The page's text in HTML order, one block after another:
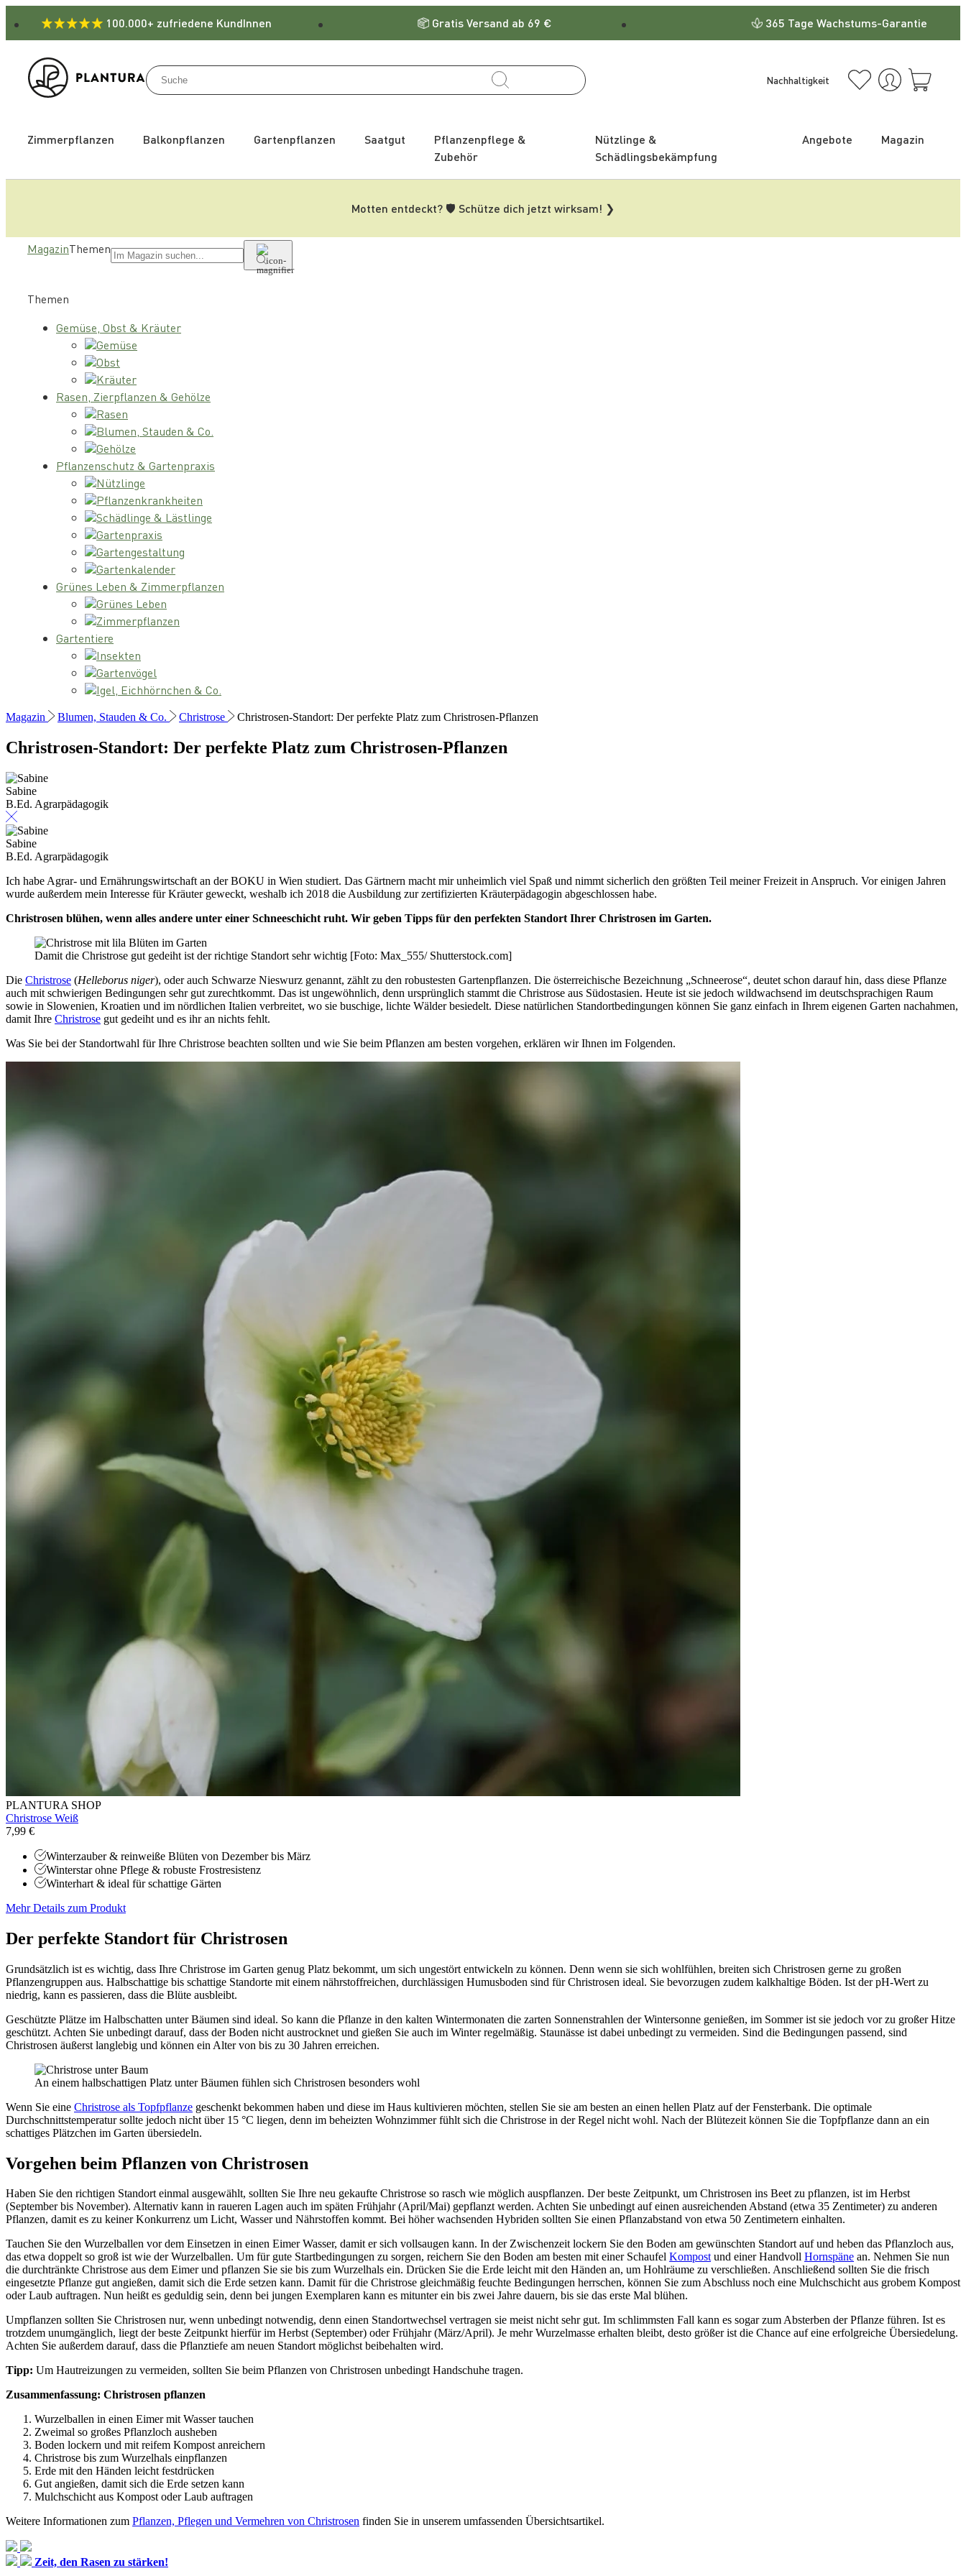
100.000+ zufriedene KundInnen Gratis Versand ab 69 € 365 Tage Wachstums-Garantie
Nachhaltigkeit
Zimmerpflanzen Balkonpflanzen Gartenpflanzen Saatgut
Pflanzenpflege &
Zubehör
Nützlinge &
Schädlingsbekämpfung
Angebote Magazin
Motten entdeckt? 🛡️ Schütze dich jetzt wirksam! ❯
MagazinThemen
Themen
Gemüse, Obst & Kräuter
Gemüse
Obst
Kräuter
Rasen, Zierpflanzen & Gehölze
Rasen
Blumen, Stauden & Co.
Gehölze
Pflanzenschutz & Gartenpraxis
Nützlinge
Pflanzenkrankheiten
Schädlinge & Lästlinge
Gartenpraxis
Gartengestaltung
Gartenkalender
Grünes Leben & Zimmerpflanzen
Grünes Leben
Zimmerpflanzen
Gartentiere
Insekten
Gartenvögel
Igel, Eichhörnchen & Co.
Magazin Blumen, Stauden & Co. Christrose Christrosen-Standort: Der perfekte Platz zum Christrosen-Pflanzen
Christrosen-Standort: Der perfekte Platz zum Christrosen-Pflanzen
Sabine
B.Ed. Agrarpädagogik
Sabine
B.Ed. Agrarpädagogik
Ich habe Agrar- und Ernährungswirtschaft an der BOKU in Wien studiert. Das Gärtnern macht mir unheimlich viel Spaß und nimmt sicherlich den größten Teil meiner Freizeit in Anspruch. Vor einigen Jahren
wurde außerdem mein Interesse für Kräuter geweckt, weshalb ich 2018 die Ausbildung zur zertifizierten Kräuterpädagogin abgeschlossen habe.
Christrosen blühen, wenn alles andere unter einer Schneeschicht ruht. Wir geben Tipps für den perfekten Standort Ihrer Christrosen im Garten.
Damit die Christrose gut gedeiht ist der richtige Standort sehr wichtig [Foto: Max_555/ Shutterstock.com]
Die Christrose (Helleborus niger), oder auch Schwarze Nieswurz genannt, zählt zu den robustesten Gartenpflanzen. Die österreichische Bezeichnung „Schneerose“, deutet schon darauf hin, dass diese Pflanze
auch mit schwierigen Bedingungen sehr gut zurechtkommt. Das ist ungewöhnlich, denn ursprünglich stammt die Christrose aus Südostasien. Heute ist sie jedoch wildwachsend im deutschsprachigen Raum
sowie in Slowenien, Kroatien und im nördlichen Italien verbreitet, wo sie buschige, lichte Wälder besiedelt. Diese natürlichen Standortbedingungen können Sie ganz einfach in Ihrem eigenen Garten nachahmen,
damit Ihre Christrose gut gedeiht und es ihr an nichts fehlt.
Was Sie bei der Standortwahl für Ihre Christrose beachten sollten und wie Sie beim Pflanzen am besten vorgehen, erklären wir Ihnen im Folgenden.
PLANTURA SHOP
Christrose Weiß
7,99 €
Winterzauber & reinweiße Blüten von Dezember bis März
Winterstar ohne Pflege & robuste Frostresistenz
Winterhart & ideal für schattige Gärten
Mehr Details zum Produkt
Der perfekte Standort für Christrosen
Grundsätzlich ist es wichtig, dass Ihre Christrose im Garten genug Platz bekommt, um sich ungestört entwickeln zu können. Denn wenn sie sich wohlfühlen, breiten sich Christrosen gerne zu großen
Pflanzengruppen aus. Halbschattige bis schattige Standorte mit einem nährstoffreichen, durchlässigen Humusboden sind für Christrosen ideal. Sie bevorzugen zudem kalkhaltige Böden. Ist der pH-Wert zu
niedrig, kann es passieren, dass die Blüte ausbleibt.
Geschützte Plätze im Halbschatten unter Bäumen sind ideal. So kann die Pflanze in den kalten Wintermonaten die zarten Sonnenstrahlen der Wintersonne genießen, im Sommer ist sie jedoch vor zu großer Hitze
geschützt. Achten Sie unbedingt darauf, dass der Boden nicht austrocknet und gießen Sie auch im Winter regelmäßig. Staunässe ist dabei unbedingt zu vermeiden. Sind die Bedingungen passend, sind
Christrosen äußerst langlebig und können ein Alter von bis zu 30 Jahren erreichen.
An einem halbschattigen Platz unter Bäumen fühlen sich Christrosen besonders wohl
Wenn Sie eine Christrose als Topfpflanze geschenkt bekommen haben und diese im Haus kultivieren möchten, stellen Sie sie am besten an einen hellen Platz auf der Fensterbank. Die optimale
Durchschnittstemperatur sollte jedoch nicht über 15 °C liegen, denn im beheizten Wohnzimmer fühlt sich die Christrose in der Regel nicht wohl. Nach der Blütezeit können Sie die Topfpflanze dann an ein
schattiges Plätzchen im Garten übersiedeln.
Vorgehen beim Pflanzen von Christrosen
Haben Sie den richtigen Standort einmal ausgewählt, sollten Sie Ihre neu gekaufte Christrose so rasch wie möglich auspflanzen. Der beste Zeitpunkt, um Christrosen ins Beet zu pflanzen, ist im Herbst
(September bis November). Alternativ kann in raueren Lagen auch im späten Frühjahr (April/Mai) gepflanzt werden. Achten Sie unbedingt auf einen ausreichenden Abstand (etwa 35 Zentimeter) zu anderen
Pflanzen, damit es zu keiner Konkurrenz um Licht, Wasser und Nährstoffen kommt. Bei höher wachsenden Hybriden sollten Sie einen Pflanzabstand von etwa 50 Zentimetern einhalten.
Tauchen Sie den Wurzelballen vor dem Einsetzen in einen Eimer Wasser, damit er sich vollsaugen kann. In der Zwischenzeit lockern Sie den Boden am gewünschten Standort auf und heben das Pflanzloch aus,
das etwa doppelt so groß ist wie der Wurzelballen. Um für gute Startbedingungen zu sorgen, reichern Sie den Boden am besten mit einer Schaufel Kompostund einer Handvoll Hornspäne an. Nehmen Sie nun
die durchtränkte Christrose aus dem Eimer und pflanzen Sie sie bis zum Wurzelhals ein. Drücken Sie die Erde leicht mit den Händen an, um Hohlräume zu verschließen. Anschließend sollten Sie die frisch
eingesetzte Pflanze gut angießen, damit sich die Erde setzen kann. Damit für die Christrose gleichmäßig feuchte Bedingungen herrschen, können Sie zum Abschluss noch eine Mulchschicht aus grobem Kompost
oder Laub auftragen. Nun heißt es geduldig sein, denn bei jungen Exemplaren kann es mitunter ein bis zwei Jahre dauern, bis sie das erste Mal blühen.
Umpflanzen sollten Sie Christrosen nur, wenn unbedingt notwendig, denn einen Standortwechsel vertragen sie meist nicht sehr gut. Im schlimmsten Fall kann es sogar zum Absterben der Pflanze führen. Ist es
trotzdem unumgänglich, liegt der beste Zeitpunkt hierfür im Herbst (September) oder Frühjahr (März/April). Je mehr Wurzelmasse erhalten bleibt, desto größer ist die Chance auf eine erfolgreiche Übersiedelung.
Achten Sie außerdem darauf, dass die Pflanztiefe am neuen Standort möglichst beibehalten wird.
Tipp: Um Hautreizungen zu vermeiden, sollten Sie beim Pflanzen von Christrosen unbedingt Handschuhe tragen.
Zusammenfassung: Christrosen pflanzen
Wurzelballen in einen Eimer mit Wasser tauchen
Zweimal so großes Pflanzloch ausheben
Boden lockern und mit reifem Kompost anreichern
Christrose bis zum Wurzelhals einpflanzen
Erde mit den Händen leicht festdrücken
Gut angießen, damit sich die Erde setzen kann
Mulchschicht aus Kompost oder Laub auftragen
Weitere Informationen zum Pflanzen, Pflegen und Vermehren von Christrosen finden Sie in unserem umfassenden Übersichtsartikel.
Zeit, den Rasen zu stärken!